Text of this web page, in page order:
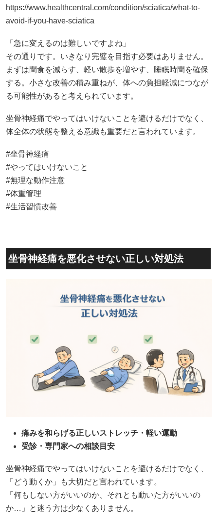
https://www.healthcentral.com/condition/sciatica/what-to-
avoid-if-you-have-sciatica
「急に変えるのは難しいですよね」
その通りです。いきなり完璧を目指す必要はありません。
まずは間食を減らす、軽い散歩を増やす、睡眠時間を確保
する。小さな改善の積み重ねが、体への負担軽減につなが
る可能性があると考えられています。
坐骨神経痛でやってはいけないことを避けるだけでなく、
体全体の状態を整える意識も重要だと言われています。
#坐骨神経痛
#やってはいけないこと
#無理な動作注意
#体重管理
#生活習慣改善
坐骨神経痛を悪化させない正しい対処法
痛みを和らげる正しいストレッチ・軽い運動
受診・専門家への相談目安
坐骨神経痛でやってはいけないことを避けるだけでなく、
「どう動くか」も大切だと言われています。
「何もしない方がいいのか、それとも動いた方がいいの
か…」と迷う方は少なくありません。